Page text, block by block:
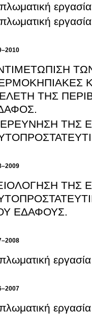
εργασία
εργασία
ΤΗΣ
ΤΗΣ
ΤΗΣ
ΕΔΑΦΟΥΣ.
εργασία
εργασία